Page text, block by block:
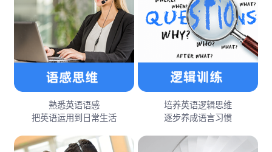
熟悉英语语感
把英语运用到日常生活
培养英语逻辑思维
逐步养成语言习惯